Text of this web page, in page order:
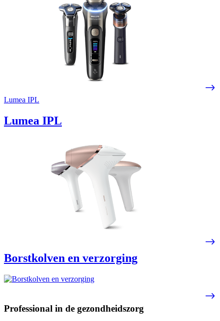
Lumea IPL
Lumea IPL
Borstkolven en verzorging
Professional in de gezondheidszorg